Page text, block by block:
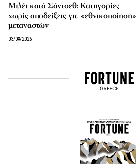
Μιλέι κατά Σάντσεθ: Κατηγορίες
χωρίς αποδείξεις για «εθνικοποίηση»
μεταναστών
03/08/2026